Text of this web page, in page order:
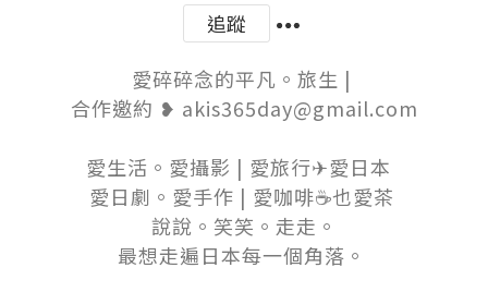
追蹤
愛碎碎念的平凡。旅生 |
合作邀約 ❥ akis365day@gmail.com
愛生活。愛攝影 | 愛旅行✈愛日本
愛日劇。愛手作 | 愛咖啡☕也愛茶
說說。笑笑。走走。
最想走遍日本每一個角落。